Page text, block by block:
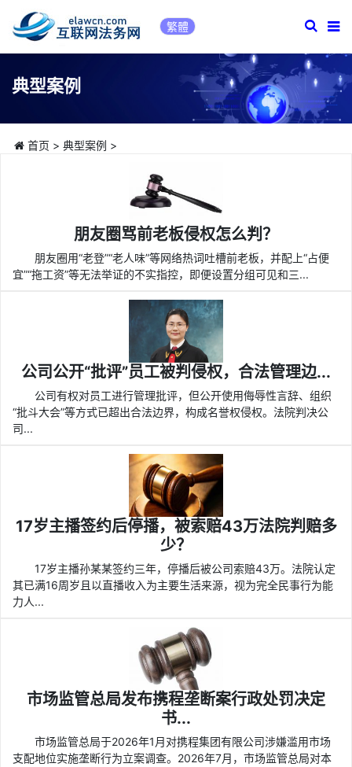
繁體
典型案例
首页 > 典型案例 >
朋友圈骂前老板侵权怎么判？
朋友圈用“老登”“老人味”等网络热词吐槽前老板，并配上“占便
宜”“拖工资”等无法举证的不实指控，即便设置分组可见和三...
公司公开“批评”员工被判侵权，合法管理边...
公司有权对员工进行管理批评，但公开使用侮辱性言辞、组织
“批斗大会”等方式已超出合法边界，构成名誉权侵权。法院判决公
司...
17岁主播签约后停播，被索赔43万法院判赔多
少？
17岁主播孙某某签约三年，停播后被公司索赔43万。法院认定
其已满16周岁且以直播收入为主要生活来源，视为完全民事行为能
力人...
市场监管总局发布携程垄断案行政处罚决定
书...
市场监管总局于2026年1月对携程集团有限公司涉嫌滥用市场
支配地位实施垄断行为立案调查。2026年7月，市场监管总局对本